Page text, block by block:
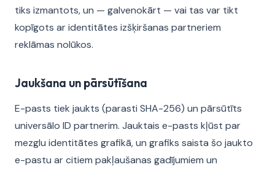
tiks izmantots, un — galvenokārt — vai tas var tikt
kopīgots ar identitātes izšķiršanas partneriem
reklāmas nolūkos.
Jaukšana un pārsūtīšana
E-pasts tiek jaukts (parasti SHA-256) un pārsūtīts
universālo ID partnerim. Jauktais e-pasts kļūst par
mezglu identitātes grafikā, un grafiks saista šo jaukto
e-pastu ar citiem pakļaušanas gadījumiem un